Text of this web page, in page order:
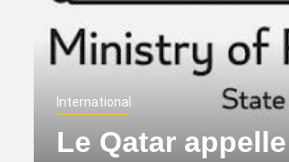
International
Le Qatar